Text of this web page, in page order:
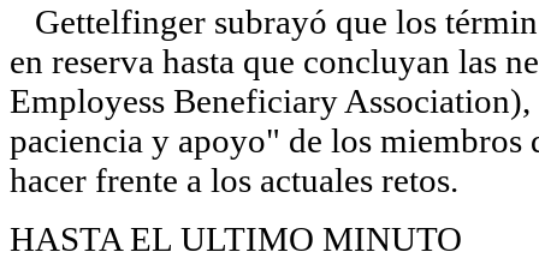
Gettelfinger subrayó que los
en reserva hasta que concluyan las
Employess Beneficiary
paciencia y apoyo" de los miembros
hacer frente a los actuales retos.
HASTA EL ULTIMO MINUTO